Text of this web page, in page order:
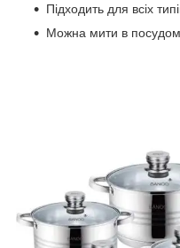
Підходить для всіх
Можна мити в